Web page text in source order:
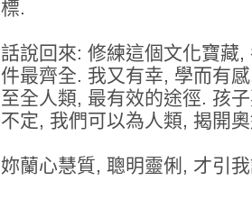
標.
話說回來: 修練這個文化寶藏
件最齊全. 我又有幸, 學而有
至全人類, 最有效的途徑. 孩
不定, 我們可以為人類, 揭開
妳蘭心慧質, 聰明靈俐, 才引